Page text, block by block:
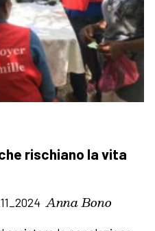
rischiano la vita
Anna Bono